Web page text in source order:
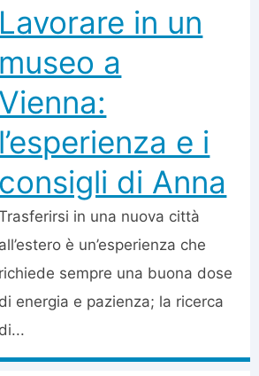
Lavorare in un
museo a
Vienna:
l’esperienza e i
consigli di Anna
in una nuova città
all’estero è un’esperienza che
richiede sempre una buona dose
di energia e pazienza; la ricerca
di...